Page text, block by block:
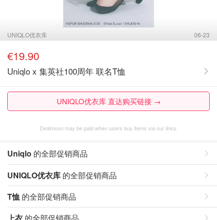
UNIQLO优衣库 06-23
€19.90
Uniqlo x 集英社100周年 联名T恤
UNIQLO优衣库 直达购买链接 →
Dealmoon may be paid when users buy items via our links.
Uniqlo 的全部促销商品
UNIQLO优衣库 的全部促销商品
T恤 的全部促销商品